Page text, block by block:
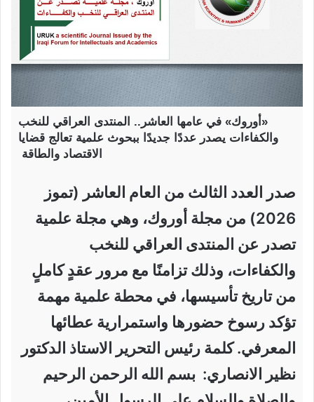
«أوروك» في عامها العاشر.. المنتدى العراقي للنخب
والكفاءات يصدر عددًا جديدًا ببحوث علمية تعالج قضايا
الاقتصاد والطاقة
صدر العدد الثالث من العام العاشر (تموز
2026) من مجلة أوروك، وهي مجلة علمية
تصدر عن المنتدى العراقي للنخب
والكفاءات، وذلك تزامنًا مع مرور عقدٍ كاملٍ
من تاريخ تأسيسها، في محطة علمية مهمة
تؤكد رسوخ حضورها واستمرارية عطائها
المعرفي. كلمة رئيس التحرير الاستاذ الدكتور
نظير الانصاري: بسم الله الرحمن الرحيم